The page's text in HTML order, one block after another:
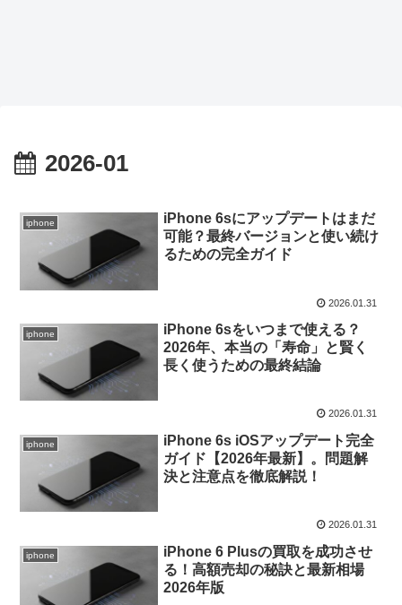
2026-01
iphone
iPhone 6sにアップデートはまだ
可能？最終バージョンと使い続け
るための完全ガイド
2026.01.31
iphone
iPhone 6sをいつまで使える？
2026年、本当の「寿命」と賢く
長く使うための最終結論
2026.01.31
iphone
iPhone 6s iOSアップデート完全
ガイド【2026年最新】。問題解
決と注意点を徹底解説！
2026.01.31
iphone
iPhone 6 Plusの買取を成功させ
る！高額売却の秘訣と最新相場
2026年版